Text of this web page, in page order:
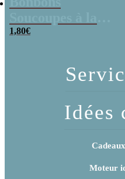
poudre (x20)
1,80€
Idées
Moteur